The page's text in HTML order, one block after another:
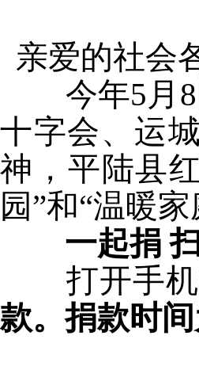
亲爱的社会
今年5月8
十字会、运
神，平陆县
园”和“温暖
一起捐
打开手机
款。捐款时